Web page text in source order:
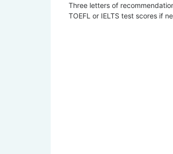
Three letters of
TOEFL or IELTS test scores if